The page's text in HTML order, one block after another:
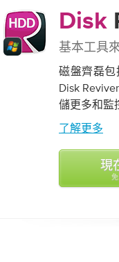
Disk
基本工具
磁盤齊磊
Disk
儲更多和監
了解更多
現